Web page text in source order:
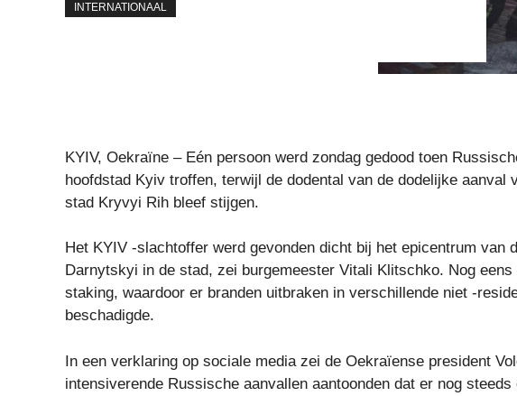
INTERNATIONAAL
KYIV, Oekraïne – Eén persoon werd zondag gedood toen
hoofdstad Kyiv troffen, terwijl de dodental van de dodelijke aanval
stad Kryvyi Rih bleef stijgen.
Het KYIV -slachtoffer werd gevonden dicht bij het epicentrum van
Darnytskyi in de stad, zei burgemeester Vitali Klitschko. Nog
staking, waardoor er branden uitbraken in verschillende niet -
beschadigde.
In een verklaring op sociale media zei de Oekraïense president
intensiverende Russische aanvallen aantoonden dat er nog